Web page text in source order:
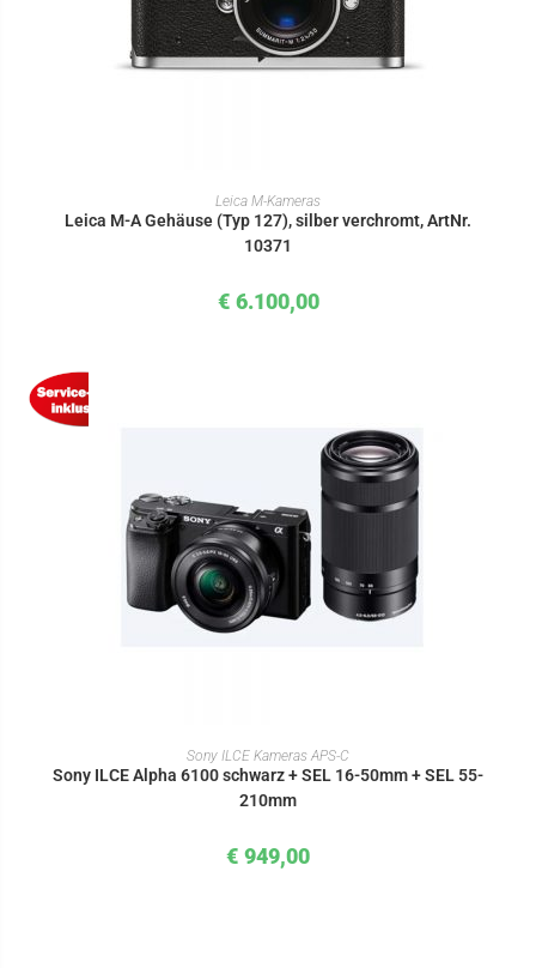
IN DEN WARENKORB
Leica M-Kameras
Leica M-A Gehäuse (Typ 127), silber verchromt, ArtNr.
10371
€ 6.100,00
IN DEN WARENKORB
Sony ILCE Kameras APS-C
Sony ILCE Alpha 6100 schwarz + SEL 16-50mm + SEL 55-
210mm
€ 949,00